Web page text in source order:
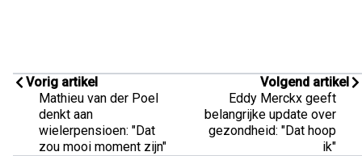
Vorig artikel
Mathieu van der Poel
denkt aan
wielerpensioen: "Dat
zou mooi moment zijn"
Volgend artikel
Eddy Merckx geeft
belangrijke update over
gezondheid: "Dat hoop
ik"